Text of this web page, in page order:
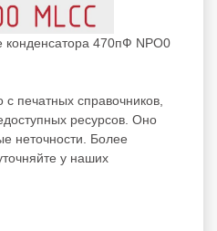
конденсатора 470пФ NPO0
печатных справочников,
ресурсов. Оно
неточности. Более
у наших